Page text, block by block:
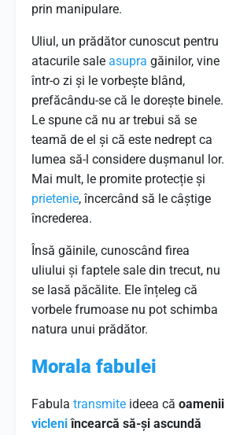
prin manipulare.
Uliul, un prădător cunoscut pentru
atacurile sale asupra găinilor, vine
într-o zi și le vorbește blând,
prefăcându-se că le dorește binele.
Le spune că nu ar trebui să se
teamă de el și că este nedrept ca
lumea să-l considere dușmanul lor.
Mai mult, le promite protecție și
prietenie, încercând să le câștige
încrederea.
Însă găinile, cunoscând firea
uliului și faptele sale din trecut, nu
se lasă păcălite. Ele înțeleg că
vorbele frumoase nu pot schimba
natura unui prădător.
Morala fabulei
Fabula transmite ideea că oamenii
vicleniîncearcă să-și ascundă